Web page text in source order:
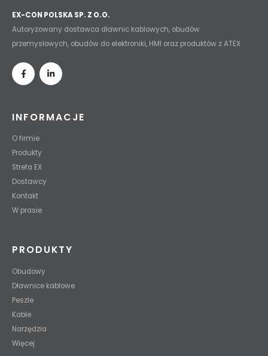
EX-CON POLSKA SP. Z O.O.
Autoryzowany dostawca dławnic kablowych, obudów
przemysłowych, obudów do elektroniki, HMI oraz produktów z ATEX
INFORMACJE
O firmie
Produkty
Strefa EX
Dostawcy
Kontakt
W prasie
PRODUKTY
Obudowy
Dławnice kablowe
Peszle
Kable
Narzędzia
Więcej